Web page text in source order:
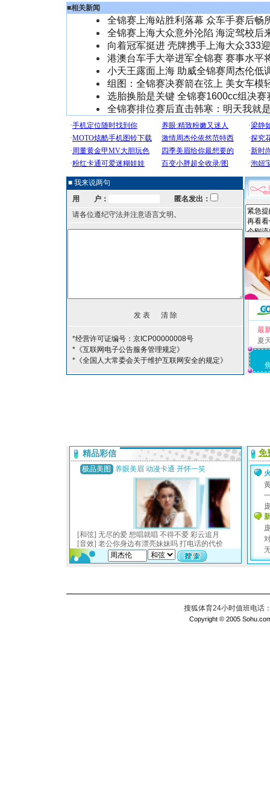
■相关新闻
全锦赛上海站胜利落幕 众车手赛后畅
全锦赛上海大众意外沦陷 海淀驾校后
向着冠军挺进 壳牌携手上海大众333
港澳台车手大举进军全锦赛 赛事水平
小天王露面上海 助威全锦赛周杰伦低
组图：全锦赛决赛箭在弦上 美女车模
选胎换胎是关键 全锦赛1600cc组决赛
全锦赛排位赛后直击韩寒：明天我就
■ 我来说两句
用 户：
匿名发出：
请各位遵纪守法并注意语言文明。
*经营许可证编号：京ICP00000008号
*《互联网电子公告服务管理规定》
*《全国人大常委会关于维护互联网安全的规定》
最
夏
搜狐体育24小时值班电话
Copyright © 2005